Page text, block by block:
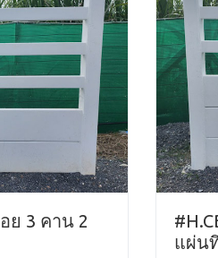
ย 3 คาน 2
แผ่น